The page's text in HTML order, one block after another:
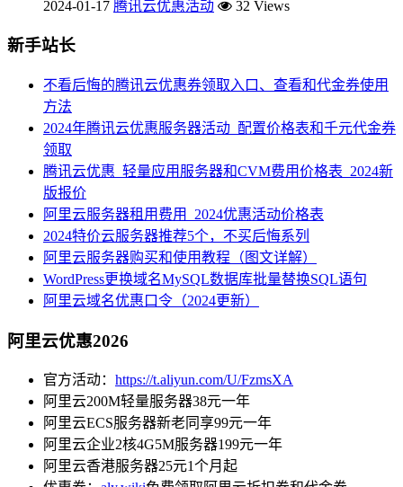
2024-01-17 腾讯云优惠活动 32 Views
新手站长
不看后悔的腾讯云优惠券领取入口、查看和代金券使用
方法
2024年腾讯云优惠服务器活动_配置价格表和千元代金券
领取
腾讯云优惠_轻量应用服务器和CVM费用价格表_2024新
版报价
阿里云服务器租用费用_2024优惠活动价格表
2024特价云服务器推荐5个，不买后悔系列
阿里云服务器购买和使用教程（图文详解）
WordPress更换域名MySQL数据库批量替换SQL语句
阿里云域名优惠口令（2024更新）
阿里云优惠2026
官方活动： https://t.aliyun.com/U/FzmsXA
阿里云200M轻量服务器38元一年
阿里云ECS服务器新老同享99元一年
阿里云企业2核4G5M服务器199元一年
阿里云香港服务器25元1个月起